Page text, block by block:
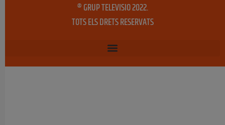
® GRUP TELEVISIO 2022.
TOTS ELS DRETS RESERVATS